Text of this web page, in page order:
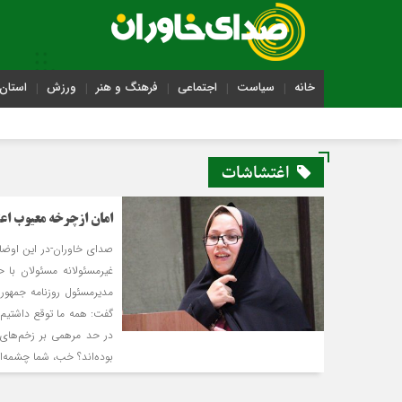
خانه سیاست اجتماعی فرهنگ و هنر ورزش
اغتشاشات
امان ازچرخه معیوب
صدای خاوران-در این
غیرمسئولانه مسئولان
مدیرمسئول روزنامه
گفت: همه ما‌ توقع
در حد مرهمی بر زخم‌های
بوده‌اند؟ خب، شما